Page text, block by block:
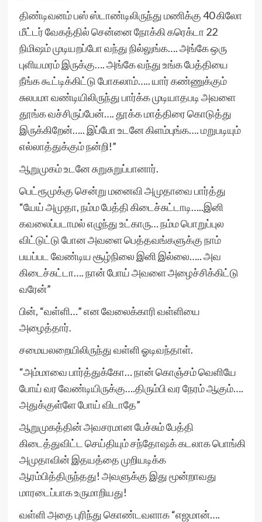
திண்டிவனம் பஸ் ஸ்டாண்டிலிருந்து மணிக்கு 40 கிலோ
மீட்டர் வேகத்தில் சென்னை நோக்கி கரெக்டா 22
நிமிஷம் முடியறப்போ வந்து நில்லுங்க…. அங்கே ஒரு
புளியமரம் இருக்கு…. அங்கே வந்து உங்க பேத்தியை
நீங்க கூட்டிக்கிட்டு போகலாம்….. யார் கண்ணுக்கும்
சுலபமா வண்டியிலிருந்து பார்க்க முடியாதபடி அவளை
தூங்க வச்சிருப்பேன்…. தூக்க மாத்திரை கொடுத்து
இருக்கிறேன்….. இப்போ உடனே கிளம்புங்க…. மறுபடியும்
எல்லாத்துக்கும் நன்றி!”
ஆறுமுகம் உடனே சுறுசுறுப்பானார்.
பெட்ரூமுக்கு சென்று மனைவி அமுதாவை பார்த்து
“யேய் அமுதா, நம்ம பேத்தி கிடைச்சுட்டாடி…..இனி
கவலைப்படாமல் எழுந்து உட்காரு… நம்ம பொறுப்புல
விட்டுட்டு போன அவளை பெத்தவங்களுக்கு நாம்
பயப்பட வேண்டிய சூழ்நிலை இனி இல்லை….. அவ
கிடைச்சுட்டா…. நான் போய் அவளை அழைச்சிக்கிட்டு
வரேன்”
பின், “வள்ளி…” என வேலைக்காரி வள்ளியை
அழைத்தார்.
சமையலறையிலிருந்து வள்ளி ஓடிவந்தாள்.
“அம்மாவை பார்த்துக்கோ… நான் கொஞ்சம் வெளியே
போய் வர வேண்டியிருக்கு….திரும்பி வர நேரம் ஆகும்….
அதுக்குள்ளே போய் விடாதே”
ஆறுமுகத்தின் அவசரமான பேச்சும் பேத்தி
கிடைத்துவிட்ட செய்தியும் சந்தோஷக் கடலாக பொங்கி
அமுதாவின் இதயத்தை முறியடிக்க
ஆரம்பித்திருந்தது! அவளுக்கு இது மூன்றாவது
மாரடைப்பாக உருமாறியது!
வள்ளி அதை புரிந்து கொண்டவளாக “எஜமான்….